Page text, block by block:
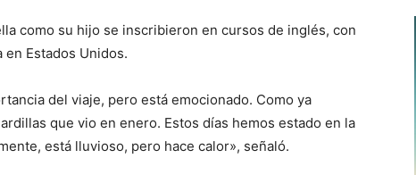
como su hijo se inscribieron en cursos de inglés, con
Estados Unidos.
del viaje, pero está emocionado. Como ya
que vio en enero. Estos días hemos estado en la
está lluvioso, pero hace calor», señaló.